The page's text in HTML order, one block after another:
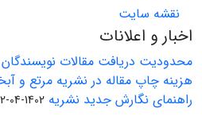
نقشه سایت
اخبار و اعلانات
محدودیت دریافت مقالات
هزینه چاپ مقاله در نشریه مرتع و
راهنمای نگارش جدید نشریه 1402-04-22